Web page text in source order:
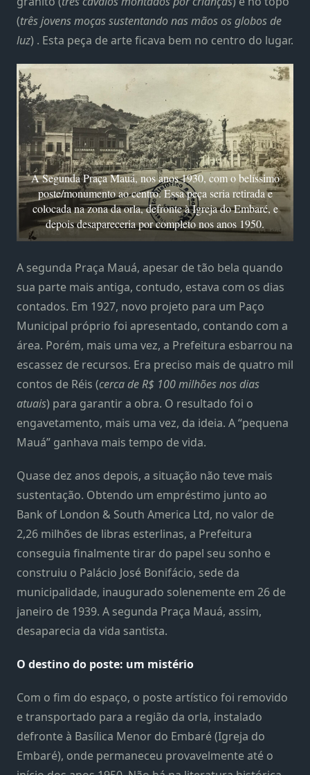
(três jovens moças sustentando nas mãos os globos de
luz) . Esta peça de arte ficava bem no centro do lugar.
A Segunda Praça Mauá, nos anos 1930, com o belíssimo
poste/monumento ao centro. Essa peça seria retirada e
colocada na zona da orla, defronte à Igreja do Embaré, e
depois desapareceria por completo nos anos 1950.
A segunda Praça Mauá, apesar de tão bela quando
sua parte mais antiga, contudo, estava com os dias
contados. Em 1927, novo projeto para um Paço
Municipal próprio foi apresentado, contando com a
área. Porém, mais uma vez, a Prefeitura esbarrou na
escassez de recursos. Era preciso mais de quatro mil
contos de Réis (cerca de R$ 100 milhões nos dias
atuais) para garantir a obra. O resultado foi o
engavetamento, mais uma vez, da ideia. A “pequena
Mauá” ganhava mais tempo de vida.
Quase dez anos depois, a situação não teve mais
sustentação. Obtendo um empréstimo junto ao
Bank of London & South America Ltd, no valor de
2,26 milhões de libras esterlinas, a Prefeitura
conseguia finalmente tirar do papel seu sonho e
construiu o Palácio José Bonifácio, sede da
municipalidade, inaugurado solenemente em 26 de
janeiro de 1939. A segunda Praça Mauá, assim,
desaparecia da vida santista.
O destino do poste: um mistério
Com o fim do espaço, o poste artístico foi removido
e transportado para a região da orla, instalado
defronte à Basílica Menor do Embaré (Igreja do
Embaré), onde permaneceu provavelmente até o